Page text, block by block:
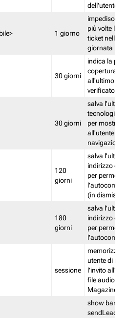
dell'utente
1 giorno
impedisce di
più volte lo
ticket
giornata
30 giorni
indica la
copertura
all'ultimo
verificato
30 giorni
salva l'ultima
tecnologia
per
all'utente
navigazione
120
giorni
salva l'ultimo
indirizzo di
per
(in
180
giorni
salva l'ultimo
indirizzo di
per
sessione
memorizza
utente di
l'invito
file audio del
Magazine
show banner
sendLead